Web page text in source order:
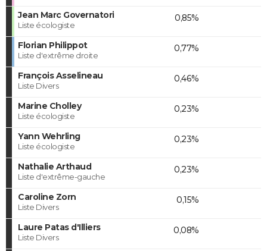
Jean Marc Governatori
Liste écologiste
0,85%
Florian Philippot
Liste d'extrême droite
0,77%
François Asselineau
Liste Divers
0,46%
Marine Cholley
Liste écologiste
0,23%
Yann Wehrling
Liste écologiste
0,23%
Nathalie Arthaud
Liste d'extrême-gauche
0,23%
Caroline Zorn
Liste Divers
0,15%
Laure Patas d'Illiers
Liste Divers
0,08%